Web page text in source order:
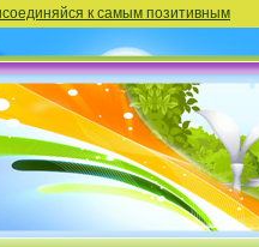
к самым позитивным